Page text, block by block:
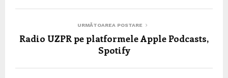
URMĂTOAREA POSTARE
Radio UZPR pe platformele Apple Podcasts,
Spotify